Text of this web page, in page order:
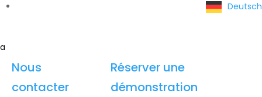
Deutsch
a
Nous
contacter
Réserver une
démonstration